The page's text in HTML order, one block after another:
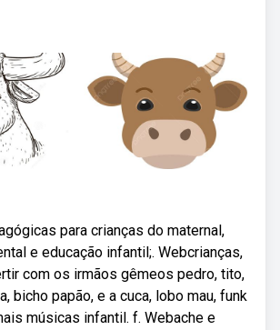
para crianças do maternal,
e educação infantil;. Webcrianças,
com os irmãos gêmeos pedro, tito,
bicho papão, e a cuca, lobo mau, funk
músicas infantil. f. Webache e